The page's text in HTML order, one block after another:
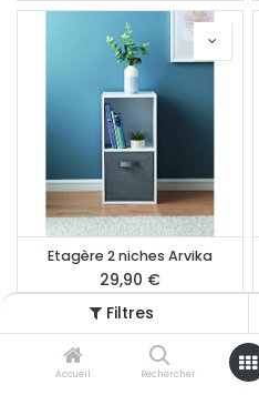
Filtres
Accueil Rechercher
Etagère 2 niches Arvika
29,90 €